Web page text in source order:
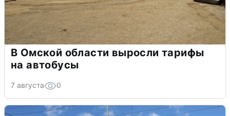
В Омской области выросли тарифы
на автобусы
7 августа 0